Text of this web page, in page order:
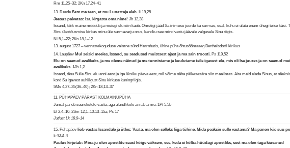
Rm 11,25–32; 2Kn 17,24–41
13. ReedeSest ma tean, et mu Lunastaja elab. Ii 19,25
Jeesus palvetas: Isa, kirgasta oma nime!Jh 12,28
Issand, kõik maine möödub ja meiegi elu siin kaob. Ometigi jääd Sa inimese juurde ka surmas, seal, kuhu ei ulatu enam ühegi teise käsi.
Sinu ülestõusmise kirkus minu üle surmavarju orus, kandku see mind vastu jäävale valgusele Sinu riigis.
Nl 5,1–22; 2Kn 18,1–12
13. august 1727 – vennastekoguduse vaimne sünd Herrnhutis, ühine püha õhtusöömaaeg Berthelsdorfi kirikus
14. LaupäevMul seisid meeles, Issand, su seadused muistsest ajast ja ma sain troosti.Ps 119,52
Elu on saanud avalikuks, ja me oleme näinud ja me tunnistame ja kuulutame teile igavest elu, mis oli Isa juures ja on saanud
avalikuks.1Jh 1,2
Issand, tänu Sulle Sinu elu anni eest ja iga üksiku päeva eest, mil võime näha päikesesära siin maailmas. Aita meid elada Sinus, et
kord Su igavest auhiilgust Sinu kirkuse kuningriigis.
5Ms 4,27–35(36–40); 2Kn 18,13–37
11. PÜHAPÄEV PÄRAST KOLMAINUPÜHA
Jumal paneb suurelistele vastu, aga alandlikele annab armu.1Pt 5,5b
Ef 2,4–10; 2Sm 12,1–10.13–15a; Ps 17
Jutlus: Lk 18,9–14
15. Pühapäev Iiob vastas Issandale ja ütles: Vaata, ma olen selleks liiga tühine. Mida peaksin sulle vastama? Ma panen käe suu
Ii 40,3–4
Paulus kirjutab: Mina ju olen apostlite seast kõige väiksem, see, keda ei kõlba hüüdagi apostliks, sest ma olen taga kiusanud